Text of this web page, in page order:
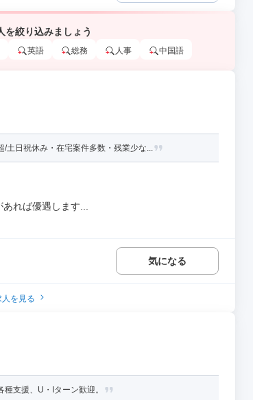
を絞り込みましょう
英語 総務 人事 中国語
土日祝休み・在宅案件多数・残業少な...
れば優遇します...
気になる
を見る
支援、U・Iターン歓迎。